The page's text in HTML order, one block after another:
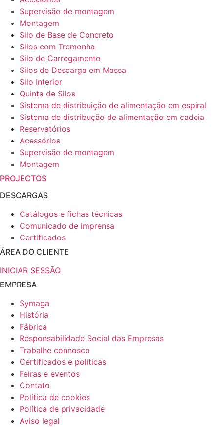
Supervisão de montagem
Montagem
Silo de Base de Concreto
Silos com Tremonha
Silo de Carregamento
Silos de Descarga em Massa
Silo Interior
Quinta de Silos
Sistema de distribuição de alimentação em espiral
Sistema de distribução de alimentação em cadeia
Reservatórios
Acessórios
Supervisão de montagem
Montagem
PROJECTOS
DESCARGAS
Catálogos e fichas técnicas
Comunicado de imprensa
Certificados
ÁREA DO CLIENTE
INICIAR SESSÃO
EMPRESA
Symaga
História
Fábrica
Responsabilidade Social das Empresas
Trabalhe connosco
Certificados e políticas
Feiras e eventos
Contato
Política de cookies
Política de privacidade
Aviso legal